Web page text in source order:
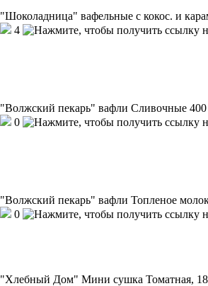
"Шоколадница" вафельные с кокос. и
4
"Волжский пекарь" вафли Сливочные 400
0
"Волжский пекарь" вафли Топленое
0
"Хлебный Дом" Мини сушка Томатная,